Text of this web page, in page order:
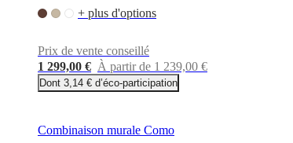
certificationsDéclaration
Devenir
ProgramProjectsArticles
+ plus d'options
Prix de vente conseillé
1 299,00 € À partir de 1 239,00 €
Dont 3,14 € d’éco-participation
Combinaison murale Como